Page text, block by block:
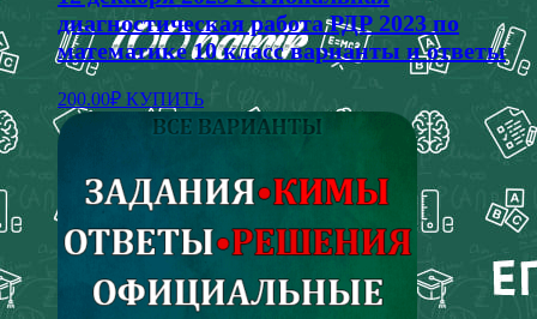
диагностическая работа РДР 2023 по
математике 10 класс варианты и ответы
200.00₽ КУПИТЬ